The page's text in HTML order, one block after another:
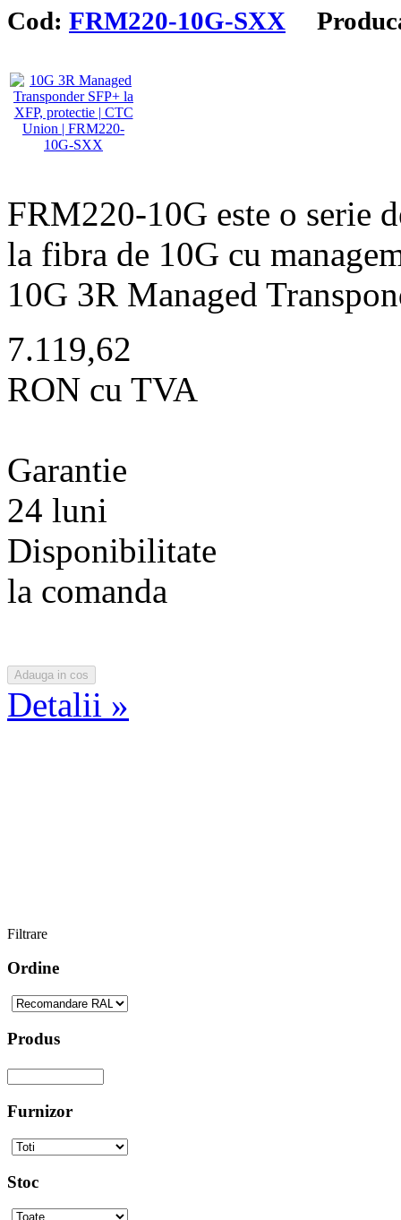
Cod: FRM220-10G-SXX
FRM220-10G este o serie
la fibra de 10G cu
10G 3R Managed
7.119,62
RON cu TVA
Garantie
24 luni
Disponibilitate
la comanda
Detalii »
Filtrare
Ordine
Produs
Furnizor
Stoc